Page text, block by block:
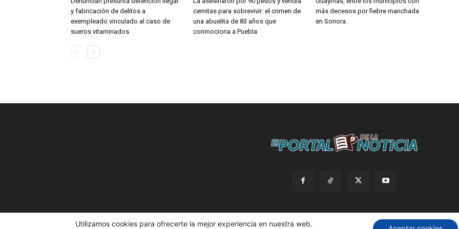
y fabricación de delitos a
exempleado vinculado al caso de
sueros vitaminados
cemitas para sobrevivir: el crimen de
una abuelita de 83 años que
conmociona a Puebla
más decesos por fiebre manchada
en Sonora.
Utilizamos cookies para ofrecerte la mejor experiencia en nuestra web.